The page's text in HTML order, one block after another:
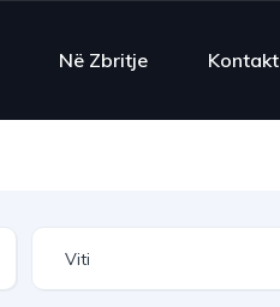
Në Zbritje Kontakt